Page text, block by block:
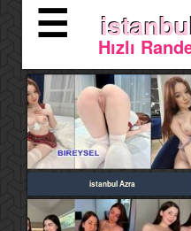
☰ Hızlı
istanbul Azra